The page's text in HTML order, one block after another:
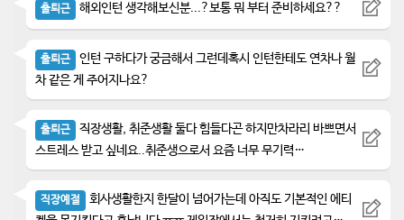
출퇴근 해외인턴 생각해보신분...?보통 뭐 부터 준비하세요??
출퇴근
인턴 구하다가 궁금해서 그런데혹시 인턴한테도 연차나 월
차 같은 게 주어지나요?
출퇴근
직장생활, 취준생활 둘다 힘들다곤 하지만차라리 바쁘면서
스트레스 받고 싶네요..취준생으로서 요즘 너무 무기력…
직장예절
회사생활한지 한달이 넘어가는데 아직도 기본적인 에티